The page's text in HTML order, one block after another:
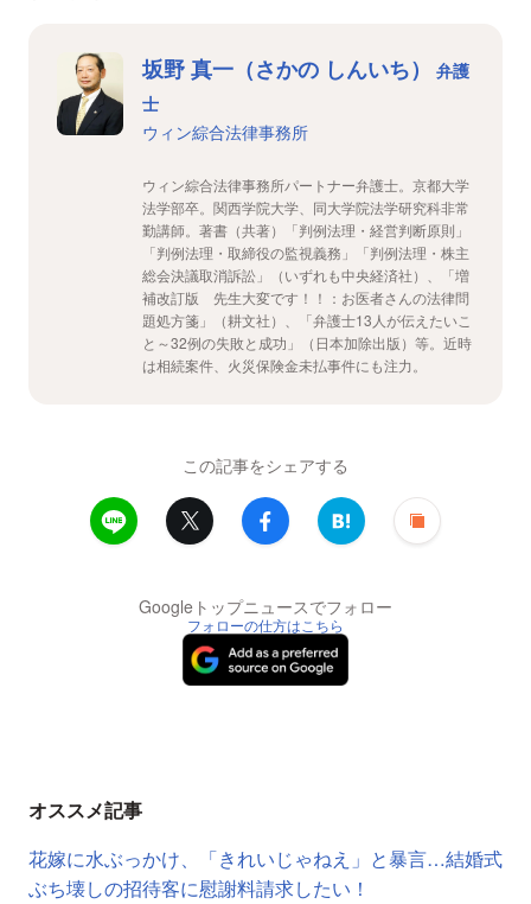
坂野 真一（さかの しんいち）
弁護
士
ウィン綜合法律事務所
ウィン綜合法律事務所パートナー弁護士。京都大学
法学部卒。関西学院大学、同大学院法学研究科非常
勤講師。著書（共著）「判例法理・経営判断原則」
「判例法理・取締役の監視義務」「判例法理・株主
総会決議取消訴訟」（いずれも中央経済社）、「増
補改訂版 先生大変です！！：お医者さんの法律問
題処方箋」（耕文社）、「弁護士13人が伝えたいこ
と～32例の失敗と成功」（日本加除出版）等。近時
は相続案件、火災保険金未払事件にも注力。
この記事をシェアする
Googleトップニュースでフォロー
フォローの仕方はこちら
オススメ記事
花嫁に水ぶっかけ、「きれいじゃねえ」と暴言…結婚式
ぶち壊しの招待客に慰謝料請求したい！